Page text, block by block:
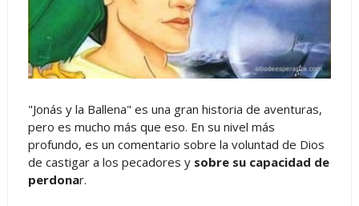
"Jonás y la Ballena" es una gran historia de aventuras,
pero es mucho más que eso. En su nivel más
profundo, es un comentario sobre la voluntad de Dios
de castigar a los pecadores ysobre su capacidad de
perdonar.